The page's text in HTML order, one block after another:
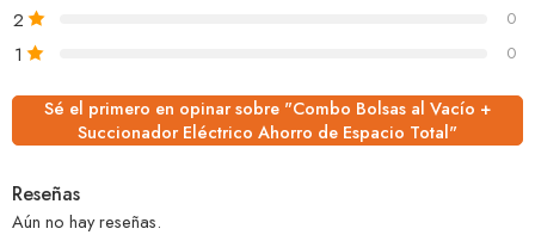
2 0
1 0
Sé el primero en opinar sobre "Combo Bolsas al Vacío +
Succionador Eléctrico Ahorro de Espacio Total"
Reseñas
Aún no hay reseñas.